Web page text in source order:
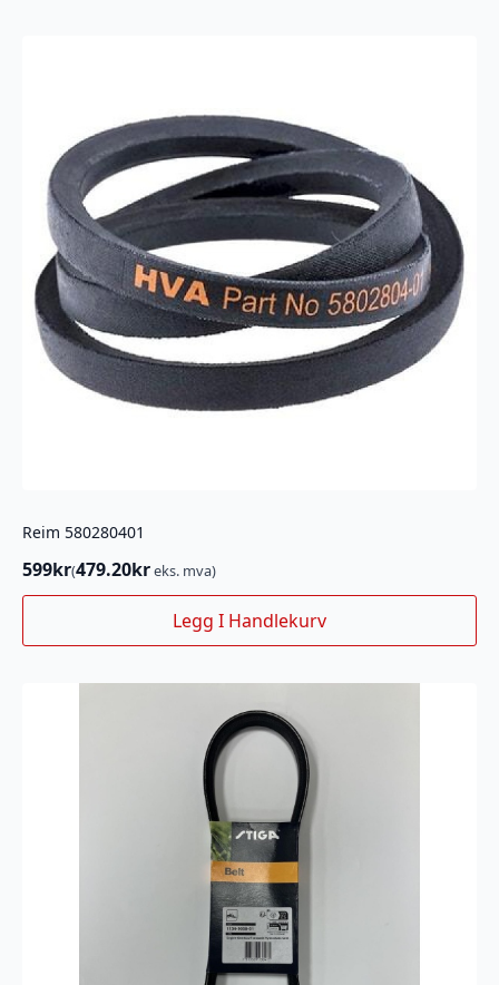
Reim 580280401
599kr(479.20kreks. mva)
Legg I Handlekurv